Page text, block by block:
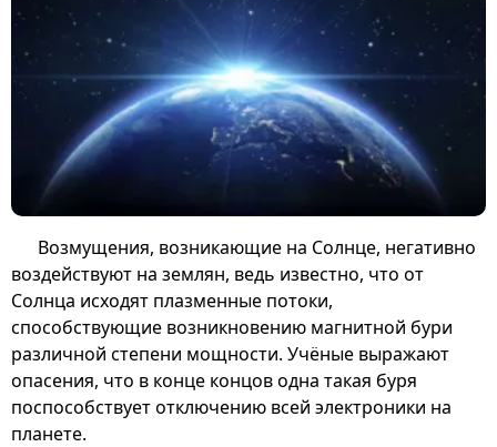
Возмущения, возникающие на Солнце, негативно
воздействуют на землян, ведь известно, что от
Солнца исходят плазменные потоки,
способствующие возникновению магнитной бури
различной степени мощности. Учёные выражают
опасения, что в конце концов одна такая буря
поспособствует отключению всей электроники на
планете.